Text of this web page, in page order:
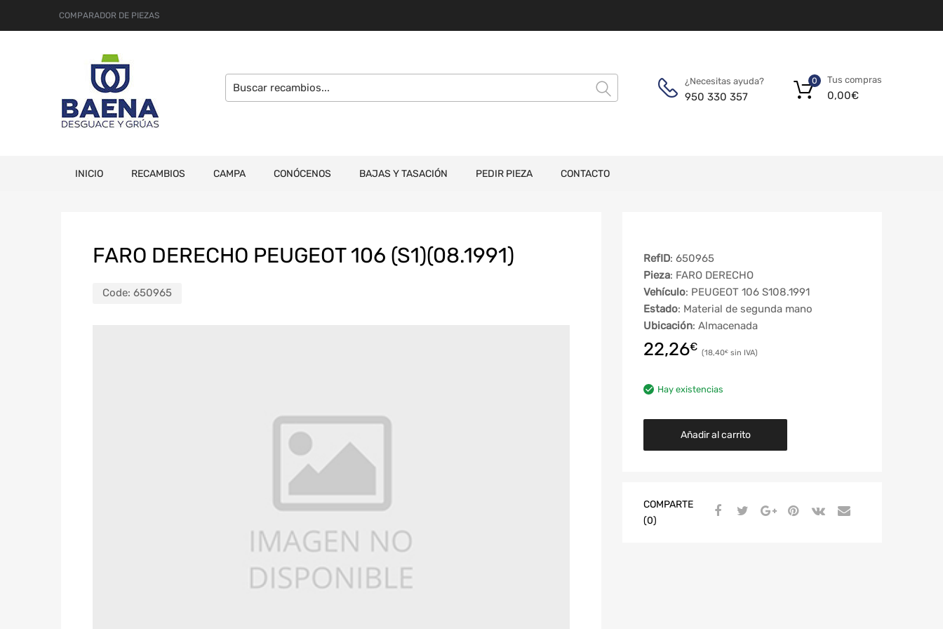
COMPARADOR DE PIEZAS
¿Necesitas ayuda?
950 330 357
Tus compras
0,00€
0
INICIO RECAMBIOS CAMPA CONÓCENOS BAJAS Y TASACIÓN PEDIR PIEZA CONTACTO
FARO DERECHO PEUGEOT 106 (S1)(08.1991)
Code: 650965
RefID: 650965
Pieza: FARO DERECHO
Vehículo: PEUGEOT 106 S108.1991
Estado: Material de segunda mano
Ubicación: Almacenada
22,26€ 18,40€
Hay existencias
Añadir al carrito
COMPARTE
(0)